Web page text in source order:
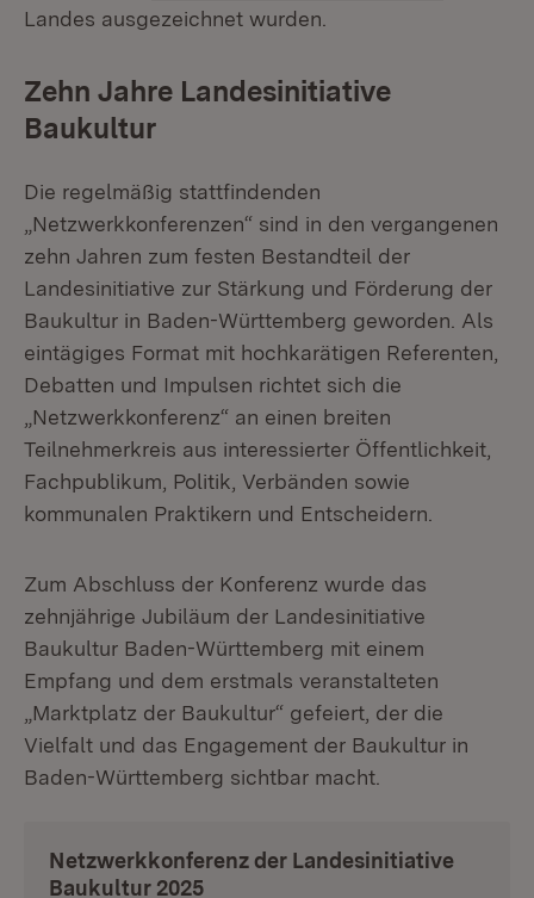
Landes ausgezeichnet wurden.
Zehn Jahre Landesinitiative
Baukultur
Die regelmäßig stattfindenden
„Netzwerkkonferenzen“ sind in den vergangenen
zehn Jahren zum festen Bestandteil der
Landesinitiative zur Stärkung und Förderung der
Baukultur in Baden-Württemberg geworden. Als
eintägiges Format mit hochkarätigen Referenten,
Debatten und Impulsen richtet sich die
„Netzwerkkonferenz“ an einen breiten
Teilnehmerkreis aus interessierter Öffentlichkeit,
Fachpublikum, Politik, Verbänden sowie
kommunalen Praktikern und Entscheidern.
Zum Abschluss der Konferenz wurde das
zehnjährige Jubiläum der Landesinitiative
Baukultur Baden-Württemberg mit einem
Empfang und dem erstmals veranstalteten
„Marktplatz der Baukultur“ gefeiert, der die
Vielfalt und das Engagement der Baukultur in
Baden-Württemberg sichtbar macht.
Netzwerkkonferenz der Landesinitiative
Baukultur 2025